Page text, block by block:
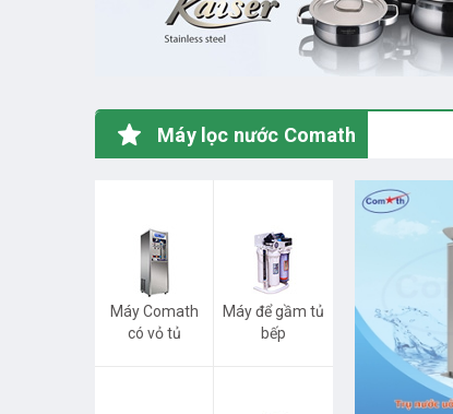
Máy lọc nước Comath
Máy Comath
có vỏ tủ
Máy để gầm tủ
bếp